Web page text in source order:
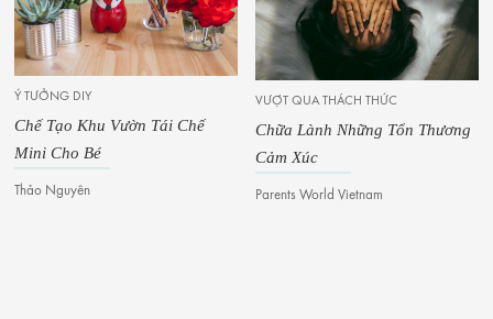
Ý TƯỞNG DIY
Chế Tạo Khu Vườn Tái Chế
Mini Cho Bé
Thảo Nguyên
VƯỢT QUA THÁCH THỨC
Chữa Lành Những Tổn Thương
Cảm Xúc
Parents World Vietnam